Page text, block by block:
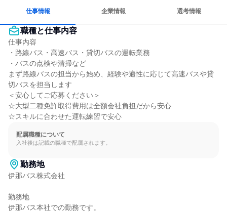
仕事情報 企業情報 選考情報
職種と仕事内容
仕事内容
・路線バス・高速バス・貸切バスの運転業務
・バスの点検や清掃など
まず路線バスの担当から始め、経験や適性に応じて高速バスや貸
切バスを担当します
＜安心してご応募ください＞
☆大型二種免許取得費用は全額会社負担だから安心
☆スキルに合わせた運転練習で安心
配属職種について
入社後は記載の職種で配属されます。
勤務地
伊那バス株式会社
勤務地
伊那バス本社での勤務です。